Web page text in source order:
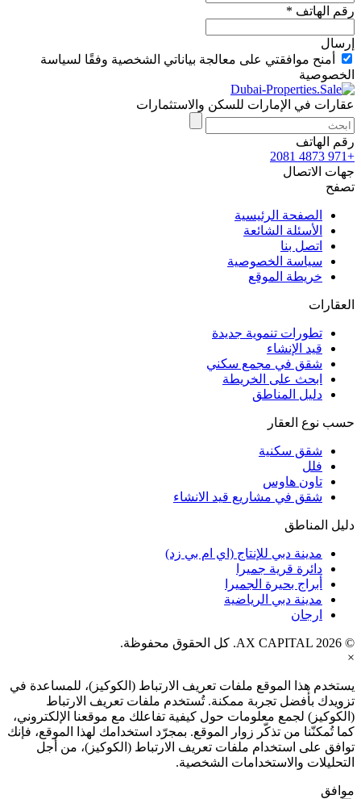
رقم الهاتف *
إرسال
أمنح موافقتي على معالجة بياناتي الشخصية وفقًا لسياسة
الخصوصية
عقارات في الإمارات للسكن والاستثمارات
رقم الهاتف
+971 4873 2081
جهات الاتصال
تصفح
الصفحة الرئيسية
الأسئلة الشائعة
اتصل بنا
سياسة الخصوصية
خريطة الموقع
العقارات
تطورات تنموية جديدة
قيد الإنشاء
شقق في مجمع سكني
ابحث على الخريطة
دليل المناطق
حسب نوع العقار
شقق سكنية
فلل
تاون هاوس
شقق في مشاريع قيد الانشاء
دليل المناطق
مدينة دبي للإنتاج (اي ام بي زد)
دائرة قرية جميرا
أبراج بحيرة الجميرا
مدينة دبي الرياضية
ارجان
© AX CAPITAL 2026. كل الحقوق محفوظة.
×
يستخدم هذا الموقع ملفات تعريف الارتباط (الكوكيز)، للمساعدة في
تزويدك بأفضل تجربة ممكنة. تُستخدم ملفات تعريف الارتباط
(الكوكيز) لجمع معلومات حول كيفية تفاعلك مع موقعنا الإلكتروني،
كما تُمكنّنا من تذكّر زوار الموقع. بمجرّد استخدامك لهذا الموقع، فإنك
توافق على استخدام ملفات تعريف الارتباط (الكوكيز)، من أجل
التحليلات والاستخدامات الشخصية.
موافق